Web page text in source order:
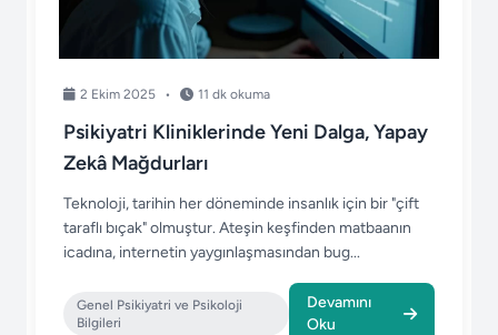
2 Ekim 2025 • 11 dk okuma
Psikiyatri Kliniklerinde Yeni Dalga, Yapay
Zekâ Mağdurları
Teknoloji, tarihin her döneminde insanlık için bir "çift
taraflı bıçak" olmuştur. Ateşin keşfinden matbaanın
icadına, internetin yaygınlaşmasından bug...
Genel Psikiyatri ve Psikoloji
Bilgileri
Devamını
Oku